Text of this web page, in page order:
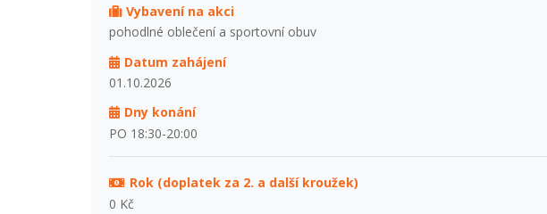
Vybavení na akci
pohodlné oblečení a sportovní obuv
Datum zahájení
01.10.2026
Dny konání
PO 18:30-20:00
Rok (doplatek za 2. a další kroužek)
0 Kč